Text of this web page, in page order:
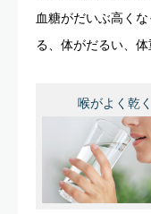
血糖がだいぶ高く
る、体がだるい、
喉がよく乾く